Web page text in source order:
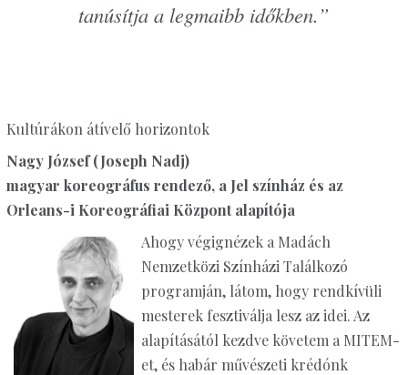
tanúsítja a legmaibb időkben.”
Kultúrákon átívelő horizontok
Nagy József (Joseph Nadj)
magyar koreográfus rendező, a Jel színház és az
Orleans-i Koreográfiai Központ alapítója
Ahogy végignézek a Madách
Nemzetközi Színházi Találkozó
programján, látom, hogy rendkívüli
mesterek fesztiválja lesz az idei. Az
alapításától kezdve követem a MITEM-
et, és habár művészeti krédónk